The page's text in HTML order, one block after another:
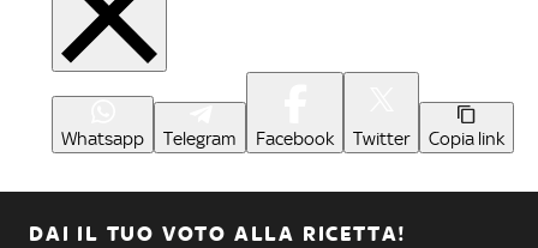
Whatsapp Telegram Facebook Twitter Copia link
DAI IL TUO VOTO ALLA RICETTA!